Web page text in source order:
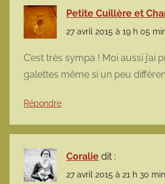
Petite Cuillère et
27 avril 2015 à 19 h 05
C’est très sympa ! Moi aussi j’ai
galettes même si un peu
Répondre
Coralie dit :
27 avril 2015 à 21 h 30 min